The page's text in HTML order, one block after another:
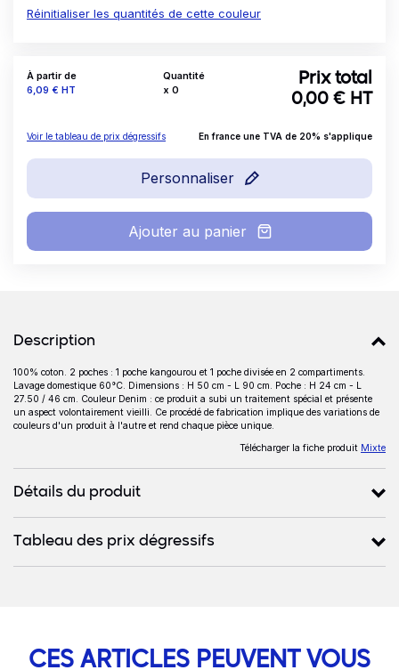
Réinitialiser les quantités de cette couleur
À partir de
Prix
6,09 € HT
Quantité
x 0
Prix total
0,00 € HT
Voir le tableau de prix dégressifs En france une TVA de 20% s'applique
Personnaliser
Ajouter au panier
Détails produits
Description
Description
100% coton. 2 poches : 1 poche kangourou et 1 poche divisée en 2 compartiments.
Lavage domestique 60°C. Dimensions : H 50 cm - L 90 cm. Poche : H 24 cm - L
27.50 / 46 cm. Couleur Denim : ce produit a subi un traitement spécial et présente
un aspect volontairement vieilli. Ce procédé de fabrication implique des variations de
couleurs d'un produit à l'autre et rend chaque pièce unique.
Télécharger la fiche produit Mixte
Détails du produit
Tableau des prix dégressifs
CES ARTICLES PEUVENT VOUS